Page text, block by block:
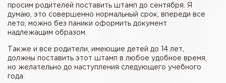
просим родителей поставить штамп до сентября. Я
думаю, это совершенно нормальный срок, впереди все
лето, можно без паники оформить документ
надлежащим образом.
Также и все родители, имеющие детей до 14 лет,
должны поставить этот штамп в любое удобное время,
но желательно до наступления следующего учебного
года.